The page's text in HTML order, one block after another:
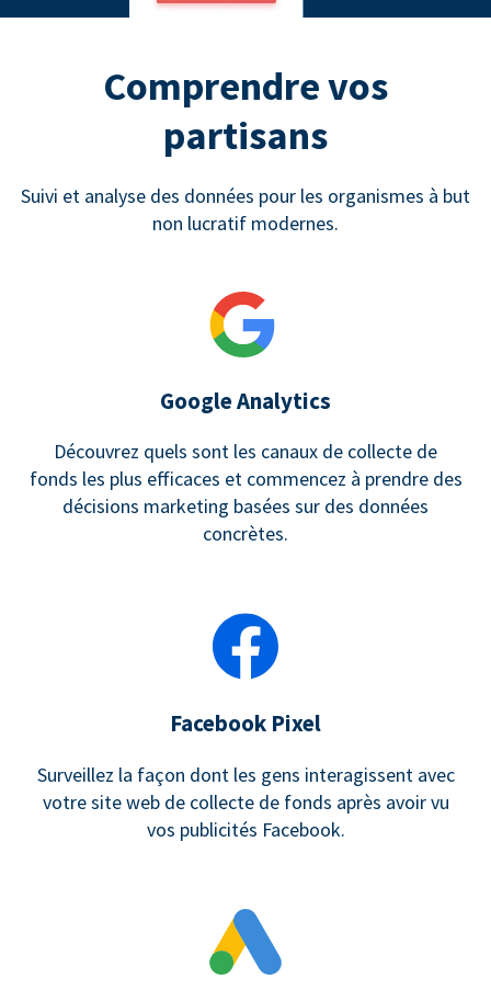
Comprendre vos
partisans
Suivi et analyse des données pour les organismes à but
non lucratif modernes.
Google Analytics
Découvrez quels sont les canaux de collecte de
fonds les plus efficaces et commencez à prendre des
décisions marketing basées sur des données
concrètes.
Facebook Pixel
Surveillez la façon dont les gens interagissent avec
votre site web de collecte de fonds après avoir vu
vos publicités Facebook.